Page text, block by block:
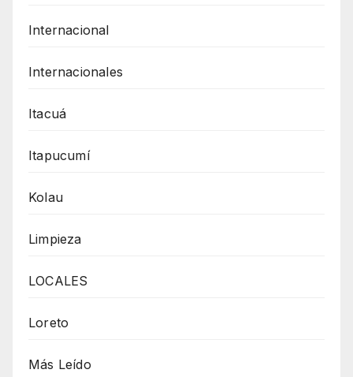
Internacional
Internacionales
Itacuá
Itapucumí
Kolau
Limpieza
LOCALES
Loreto
Más Leído